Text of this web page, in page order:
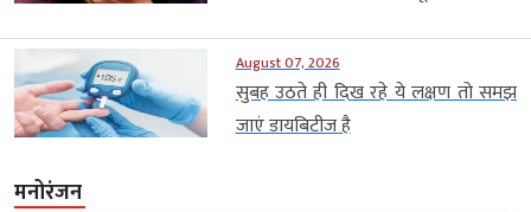
August 07, 2026
सुबह उठते ही दिख रहे ये लक्षण तो समझ
जाएं डायबिटीज है
मनोरंजन